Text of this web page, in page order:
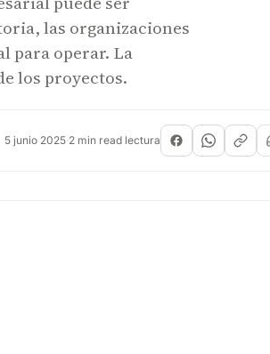
las organizaciones
para operar. La
los proyectos.
5 junio 2025·2 min read lectura